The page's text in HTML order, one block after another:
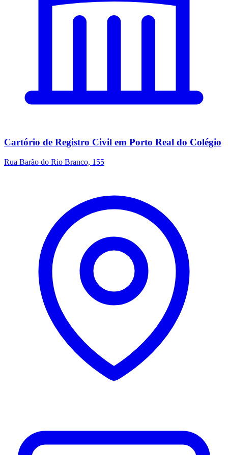
Cartório de Registro Civil em Porto Real do Colégio
Rua Barão do Rio Branco, 155